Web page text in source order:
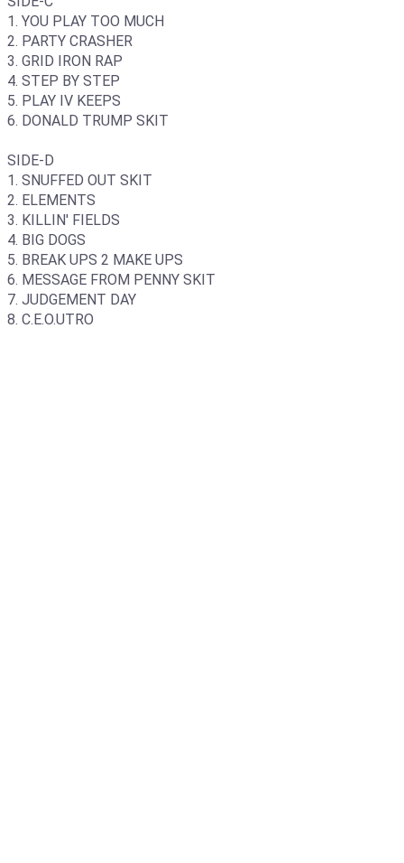
1. YOU PLAY TOO MUCH
2. PARTY CRASHER
3. GRID IRON RAP
4. STEP BY STEP
5. PLAY IV KEEPS
6. DONALD TRUMP SKIT
SIDE-D
1. SNUFFED OUT SKIT
2. ELEMENTS
3. KILLIN' FIELDS
4. BIG DOGS
5. BREAK UPS 2 MAKE UPS
6. MESSAGE FROM PENNY SKIT
7. JUDGEMENT DAY
8. C.E.O.UTRO